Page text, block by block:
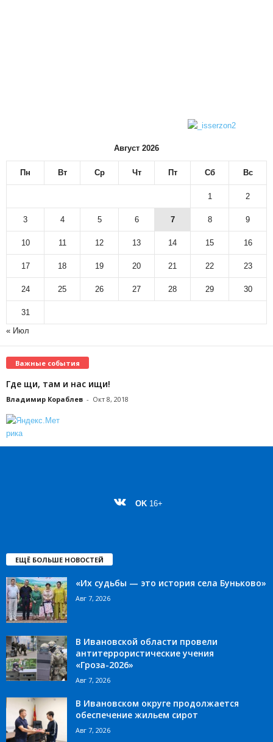
Август 2026
Пн Вт Ср Чт Пт Сб Вс
1 2
3 4 5 6 7 8 9
10 11 12 13 14 15 16
17 18 19 20 21 22 23
24 25 26 27 28 29 30
31
« Июл
Важные события
Где щи, там и нас ищи!
Владимир Кораблев - Окт 8, 2018
OK 16+
ЕЩЁ БОЛЬШЕ НОВОСТЕЙ
«Их судьбы — это история села Буньково»
Авг 7, 2026
В Ивановской области провели
антитеррористические учения
«Гроза-2026»
Авг 7, 2026
В Ивановском округе продолжается
обеспечение жильем сирот
Авг 7, 2026